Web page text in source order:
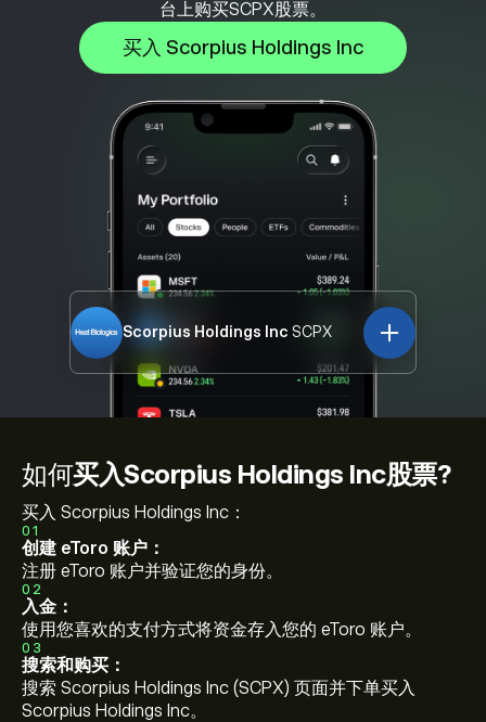
台上购买SCPX股票。
买入 Scorpius Holdings Inc
Scorpius Holdings Inc SCPX
如何买入Scorpius Holdings Inc股票?
买入 Scorpius Holdings Inc：
01
创建 eToro 账户：
注册 eToro 账户并验证您的身份。
02
入金：
使用您喜欢的支付方式将资金存入您的 eToro 账户。
03
搜索和购买：
搜索 Scorpius Holdings Inc (SCPX) 页面并下单买入
Scorpius Holdings Inc。